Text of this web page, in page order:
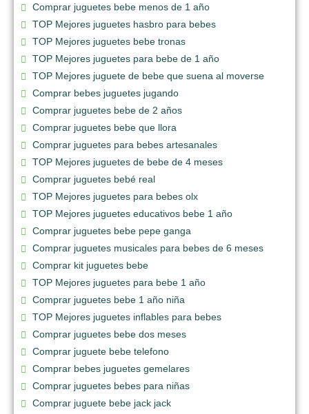
Comprar juguetes bebe menos de 1 año
TOP Mejores juguetes hasbro para bebes
TOP Mejores juguetes bebe tronas
TOP Mejores juguetes para bebe de 1 año
TOP Mejores juguete de bebe que suena al moverse
Comprar bebes juguetes jugando
Comprar juguetes bebe de 2 años
Comprar juguetes bebe que llora
Comprar juguetes para bebes artesanales
TOP Mejores juguetes de bebe de 4 meses
Comprar juguetes bebé real
TOP Mejores juguetes para bebes olx
TOP Mejores juguetes educativos bebe 1 año
Comprar juguetes bebe pepe ganga
Comprar juguetes musicales para bebes de 6 meses
Comprar kit juguetes bebe
TOP Mejores juguetes para bebe 1 año
Comprar juguetes bebe 1 año niña
TOP Mejores juguetes inflables para bebes
Comprar juguetes bebe dos meses
Comprar juguete bebe telefono
Comprar bebes juguetes gemelares
Comprar juguetes bebes para niñas
Comprar juguete bebe jack jack